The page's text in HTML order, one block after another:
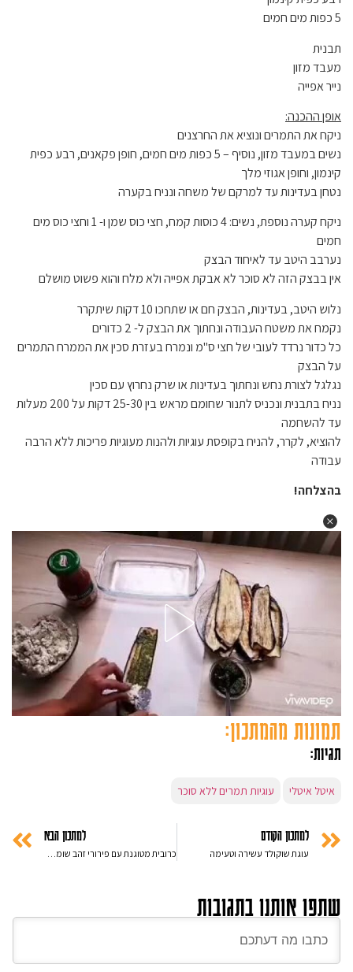
5 כפות מים חמים
תבנית
מעבד מזון
נייר אפייה
אופן ההכנה:
ניקח את התמרים ונוציא את החרצנים
נשים במעבד מזון, נוסיף – 5 כפות מים חמים, חופן פקאנים, רבע כפית
קינמון, וחופן אגוזי מלך
נטחן בעדינות עד למרקם של משחה ונניח בקערה
ניקח קערה נוספת, נשים: 4 כוסות קמח, חצי כוס שמן ו- 1 וחצי כוס מים
חמים
נערבב היטב עד לאיחוד הבצק
אין בבצק הזה לא סוכר לא אבקת אפייה ולא מלח והוא פשוט מושלם
נלוש היטב, בעדינות, הבצק חם או שתחכו 10 דקות שיתקרר
נקמח את משטח העבודה ונחתוך את הבצק ל- 2 כדורים
כל כדור נרדד לעובי של חצי ס"מ ונמרח בעזרת סכין את הממרח התמרים
על הבצק
נגלגל לצורת נחש ונחתוך בעדינות או שרק נחרוץ עם סכין
נניח בתבנית ונכניס לתנור שחומם מראש בין 25-30 דקות על 200 מעלות
עד להשחמה
להוציא, לקרר, להניח בקופסת עוגיות ולהנות מעוגיות פריכות ללא הרבה
עבודה
בהצלחה!
תמונות מהמתכון:
תגיות:
איטל איטלי עוגיות תמרים ללא סוכר
למתכון הקודם
עוגת שוקולד עשירה וטעימה
למתכון הבא
שתפו אותנו בתגובות